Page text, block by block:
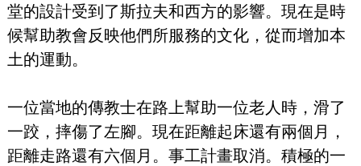
堂的設計受到了斯拉夫和西方的影響。現在是時
候幫助教會反映他們所服務的文化，從而增加本
土的運動。
一位當地的傳教士在路上幫助一位老人時，滑了
一跤，摔傷了左腳。現在距離起床還有兩個月，
距離走路還有六個月。事工計畫取消。積極的一